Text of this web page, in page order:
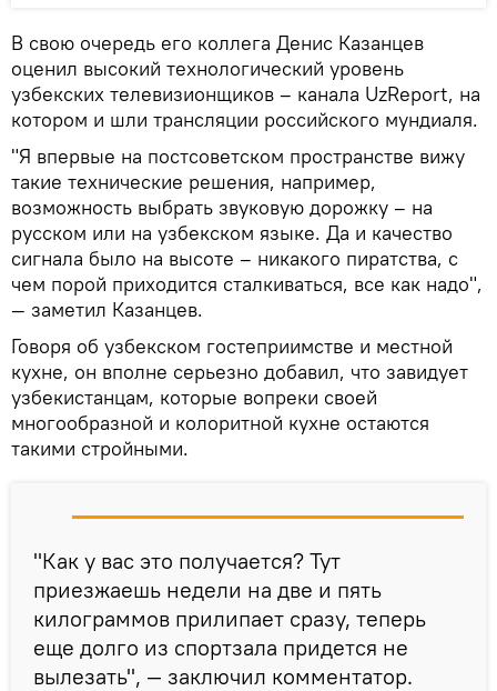
В свою очередь его коллега Денис Казанцев
оценил высокий технологический уровень
узбекских телевизионщиков – канала UzReport, на
котором и шли трансляции российского мундиаля.
"Я впервые на постсоветском пространстве вижу
такие технические решения, например,
возможность выбрать звуковую дорожку – на
русском или на узбекском языке. Да и качество
сигнала было на высоте – никакого пиратства, с
чем порой приходится сталкиваться, все как надо",
— заметил Казанцев.
Говоря об узбекском гостеприимстве и местной
кухне, он вполне серьезно добавил, что завидует
узбекистанцам, которые вопреки своей
многообразной и колоритной кухне остаются
такими стройными.
"Как у вас это получается? Тут
приезжаешь недели на две и пять
килограммов прилипает сразу, теперь
еще долго из спортзала придется не
вылезать", — заключил комментатор.